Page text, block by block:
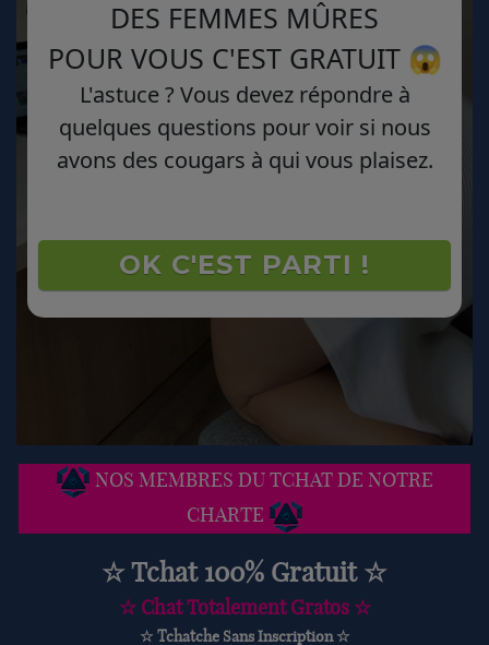
NOS MEMBRES DU TCHAT DE NOTRE
CHARTE
☆ Tchat 100% Gratuit ☆
☆ Chat Totalement Gratos ☆
☆ Tchatche Sans Inscription ☆